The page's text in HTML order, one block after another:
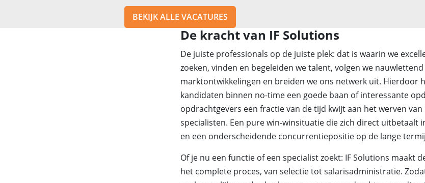
BEKIJK ALLE VACATURES
De kracht van IF Solutions
De juiste professionals op de juiste plek: dat is waarin we
zoeken, vinden en begeleiden we talent, volgen we
marktontwikkelingen en breiden we ons netwerk uit. Hierdoor
kandidaten binnen no-time een goede baan of interessante
opdrachtgevers een fractie van de tijd kwijt aan het werven van
specialisten. Een pure win-winsituatie die zich direct uitbetaalt
en een onderscheidende concurrentiepositie op de lange
Of je nu een functie of een specialist zoekt: IF Solutions maakt
het complete proces, van selectie tot salarisadministratie.